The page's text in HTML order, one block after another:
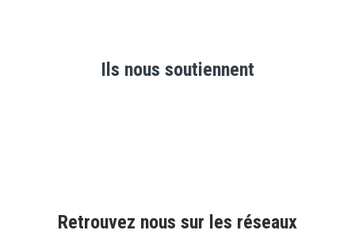
Ils nous soutiennent
Retrouvez nous sur les réseaux